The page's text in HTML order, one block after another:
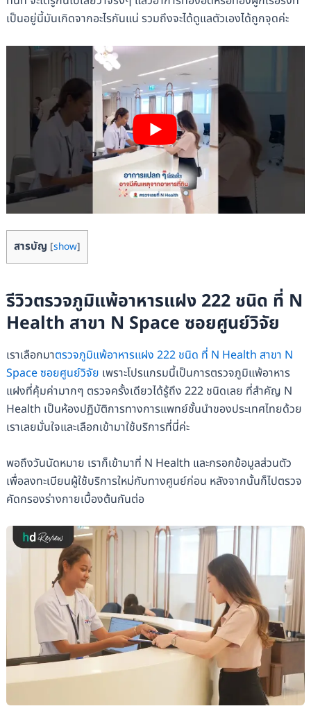
เป็นอยู่นี้มันเกิดจากอะไรกันแน่ รวมถึงจะได้ดูแลตัวเองได้ถูกจุดค่ะ
สารบัญ [show]
รีวิวตรวจภูมิแพ้อาหารแฝง 222 ชนิด ที่ N
Health สาขา N Space ซอยศูนย์วิจัย
เราเลือกมาตรวจภูมิแพ้อาหารแฝง 222 ชนิด ที่ N Health สาขา N
Space ซอยศูนย์วิจัย เพราะโปรแกรมนี้เป็นการตรวจภูมิแพ้อาหาร
แฝงที่คุ้มค่ามากๆ ตรวจครั้งเดียวได้รู้ถึง 222 ชนิดเลย ที่สำคัญ N
Health เป็นห้องปฏิบัติการทางการแพทย์ชั้นนำของประเทศไทยด้วย
เราเลยมั่นใจและเลือกเข้ามาใช้บริการที่นี่ค่ะ
พอถึงวันนัดหมาย เราก็เข้ามาที่ N Health และกรอกข้อมูลส่วนตัว
เพื่อลงทะเบียนผู้ใช้บริการใหม่กับทางศูนย์ก่อน หลังจากนั้นก็ไปตรวจ
คัดกรองร่างกายเบื้องต้นกันต่อ